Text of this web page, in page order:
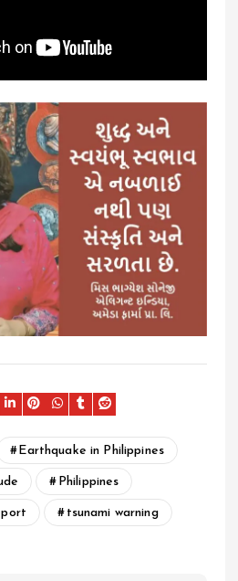
Earthquake in Philippines
Philippines
tsunami warning